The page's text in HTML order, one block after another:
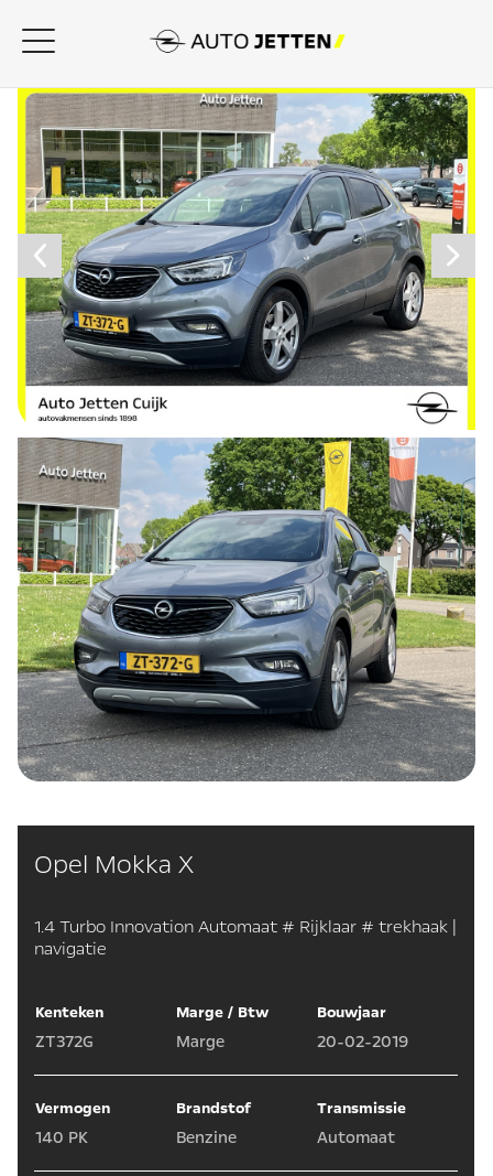
Opel Mokka X
1.4 Turbo Innovation Automaat # Rijklaar # trekhaak |
navigatie
Kenteken
ZT372G
Marge / Btw
Marge
Bouwjaar
20-02-2019
Vermogen
140 PK
Brandstof
Benzine
Transmissie
Automaat